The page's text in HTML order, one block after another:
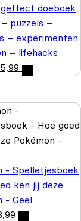
doeboek
puzzels –
– experimenten
– lifehacks
5,99
- Spelletjesboek
ken jij deze
- Geel